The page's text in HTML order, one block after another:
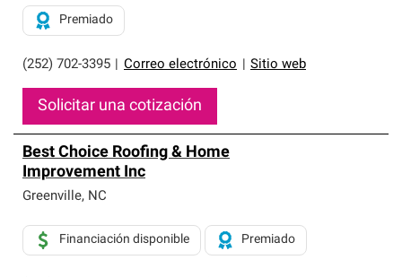
Solo ellos pueden ofrecer nuestra mejor garantía de
sistemas de techos.
(252) 702-3395 Correo electrónico Sitio web
Premiado
Solicitar una cotización
Best Choice Roofing & Home
Improvement Inc
Greenville, NC
Financiación disponible Premiado